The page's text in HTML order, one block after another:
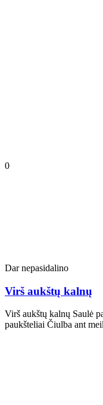
0
Dar nepasidalino
Virš aukštų kalnų
Virš aukštų kalnų Saulė
paukšteliai Čiulba ant